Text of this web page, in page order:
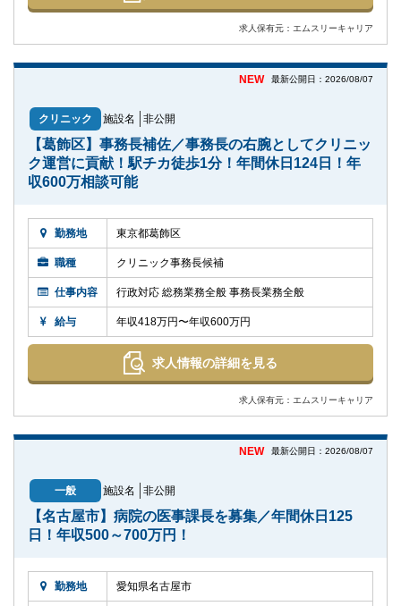
求人保有元：エムスリーキャリア
NEW 最新公開日：2026/08/07
クリニック 施設名 非公開
【葛飾区】事務長補佐／事務長の右腕としてクリニッ
ク運営に貢献！駅チカ徒歩1分！年間休日124日！年
収600万相談可能
勤務地 東京都葛飾区
職種 クリニック事務長候補
仕事内容 行政対応 総務業務全般 事務長業務全般
給与 年収418万円〜年収600万円
求人情報の詳細を見る
求人保有元：エムスリーキャリア
NEW 最新公開日：2026/08/07
一般 施設名 非公開
【名古屋市】病院の医事課長を募集／年間休日125
日！年収500～700万円！
勤務地 愛知県名古屋市